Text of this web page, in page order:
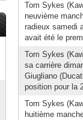
Tom Sykes
neuvième
radieux samedi
avait été le
Tom Sykes
sa carrière
Giugliano
position pour la
Tom Sykes
huitième